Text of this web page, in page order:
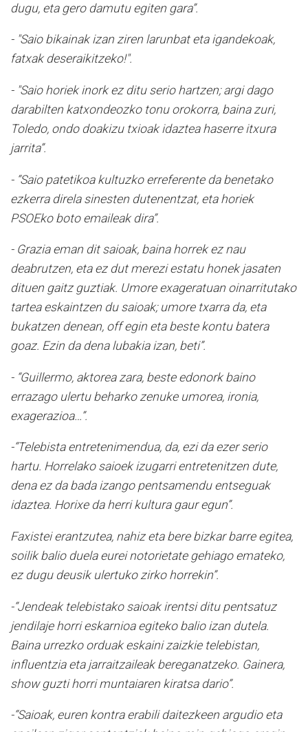
dugu, eta gero damutu egiten gara”.
- "Saio bikainak izan ziren larunbat eta igandekoak,
fatxak deseraikitzeko!".
- "Saio horiek inork ez ditu serio hartzen; argi dago
darabilten katxondeozko tonu orokorra, baina zuri,
Toledo, ondo doakizu txioak idaztea haserre itxura
jarrita”.
- “Saio patetikoa kultuzko erreferente da benetako
ezkerra direla sinesten dutenentzat, eta horiek
PSOEko boto emaileak dira”.
- Grazia eman dit saioak, baina horrek ez nau
deabrutzen, eta ez dut merezi estatu honek jasaten
dituen gaitz guztiak. Umore exageratuan oinarritutako
tartea eskaintzen du saioak; umore txarra da, eta
bukatzen denean, off egin eta beste kontu batera
goaz. Ezin da dena lubakia izan, beti”.
- “Guillermo, aktorea zara, beste edonork baino
errazago ulertu beharko zenuke umorea, ironia,
exagerazioa…”.
-“Telebista entretenimendua, da, ezi da ezer serio
hartu. Horrelako saioek izugarri entretenitzen dute,
dena ez da bada izango pentsamendu entseguak
idaztea. Horixe da herri kultura gaur egun”.
Faxistei erantzutea, nahiz eta bere bizkar barre egitea,
soilik balio duela eurei notorietate gehiago emateko,
ez dugu deusik ulertuko zirko horrekin”.
-“Jendeak telebistako saioak irentsi ditu pentsatuz
jendilaje horri eskarnioa egiteko balio izan dutela.
Baina urrezko orduak eskaini zaizkie telebistan,
influentzia eta jarraitzaileak bereganatzeko. Gainera,
show guzti horri muntaiaren kiratsa dario”.
-“Saioak, euren kontra erabili daitezkeen argudio eta